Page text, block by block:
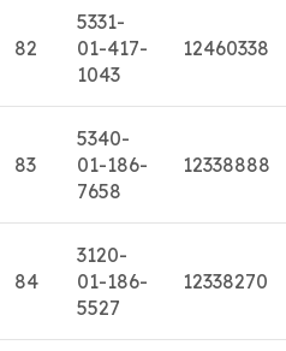
82
5331-
01-417-
1043
12460338
83
5340-
01-186-
7658
12338888
84
3120-
01-186-
5527
12338270